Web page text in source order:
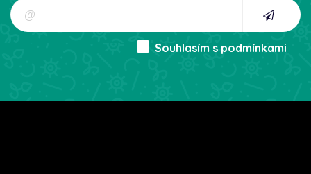
Souhlasím s podmínkami